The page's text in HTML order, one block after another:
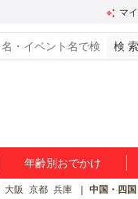
マ
年齢別おでかけ
大阪 京都 兵庫 中国・四国